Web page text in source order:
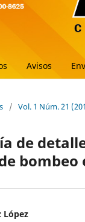
Avisos
/ Vol. 1 Núm. 21
de
López